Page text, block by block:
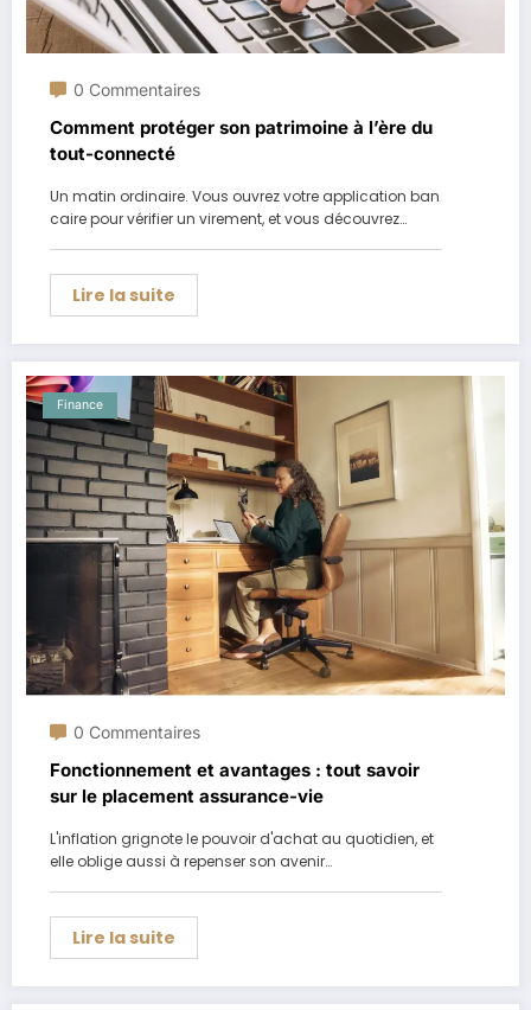
0 Commentaires
Comment protéger son patrimoine à l’ère du
tout-connecté
Un matin ordinaire. Vous ouvrez votre application ban
caire pour vérifier un virement, et vous découvrez…
Lire la suite
Finance
0 Commentaires
Fonctionnement et avantages : tout savoir
sur le placement assurance-vie
L'inflation grignote le pouvoir d'achat au quotidien, et
elle oblige aussi à repenser son avenir…
Lire la suite